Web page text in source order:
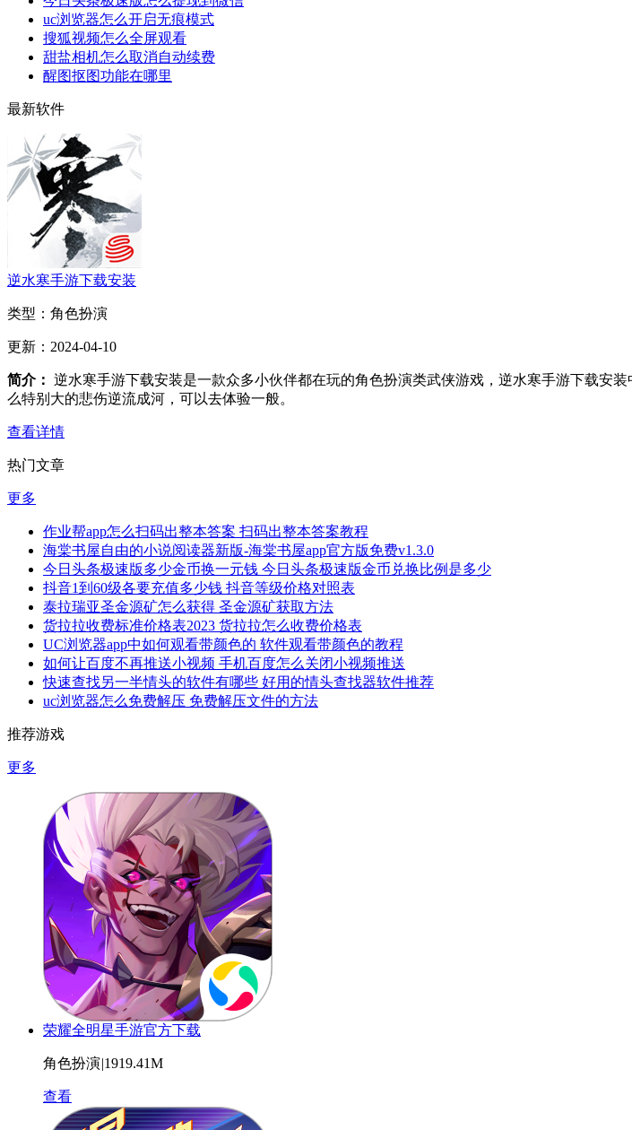
uc浏览器怎么开启无痕模式
搜狐视频怎么全屏观看
甜盐相机怎么取消自动续费
醒图抠图功能在哪里
最新软件
逆水寒手游下载安装
类型： 角色扮演
更新： 2024-04-10
简介： 逆水寒手游下载安装是一款众多小伙伴都在玩的角色扮演类武侠游戏，逆水寒手游下载安
么特别大的悲伤逆流成河，可以去体验一般。
查看详情
热门文章
更多
作业帮app怎么扫码出整本答案 扫码出整本答案教程
海棠书屋自由的小说阅读器新版-海棠书屋app官方版免费v1.3.0
今日头条极速版多少金币换一元钱 今日头条极速版金币兑换比例是多少
抖音1到60级各要充值多少钱 抖音等级价格对照表
泰拉瑞亚圣金源矿怎么获得 圣金源矿获取方法
货拉拉收费标准价格表2023 货拉拉怎么收费价格表
UC浏览器app中如何观看带颜色的 软件观看带颜色的教程
如何让百度不再推送小视频 手机百度怎么关闭小视频推送
快速查找另一半情头的软件有哪些 好用的情头查找器软件推荐
uc浏览器怎么免费解压 免费解压文件的方法
推荐游戏
更多
荣耀全明星手游官方下载
角色扮演|1919.41M
查看